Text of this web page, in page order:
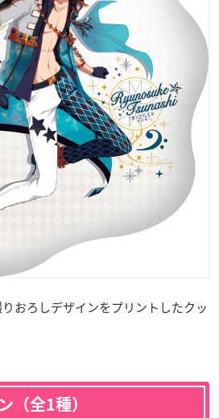
おろしデザインをプリントしたクッ
（全1種）